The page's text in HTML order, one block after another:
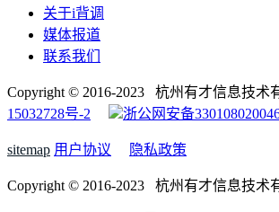
关于i背调
媒体报道
联系我们
Copyright © 2016-2023 杭州有才信息技
15032728号-2
浙公网安备
sitemap 用户协议 隐私政策
Copyright © 2016-2023 杭州有才信息技术